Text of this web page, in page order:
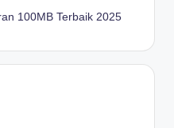
100MB Terbaik 2025